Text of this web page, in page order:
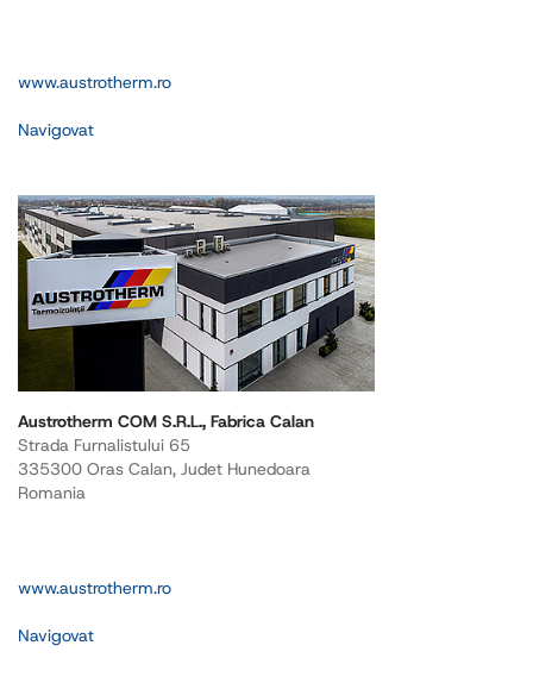
www.austrotherm.ro
Navigovat
Austrotherm COM S.R.L., Fabrica Calan
Strada Furnalistului 65
335300 Oras Calan, Judet Hunedoara
Romania
www.austrotherm.ro
Navigovat